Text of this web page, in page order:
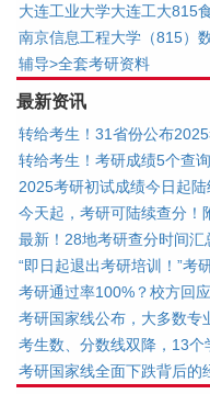
大连工业大学大连工大815
南京信息工程大学（815）
辅导>全套考研资料
最新资讯
转给考生！31省份公布
转给考生！考研成绩5个查
2025考研初试成绩今日起
今天起，考研可陆续查分！
最新！28地考研查分时间汇
“即日起退出考研培训！”考
考研通过率100%？校方回
考研国家线公布，大多数专
考生数、分数线双降，13个
考研国家线全面下跌背后的